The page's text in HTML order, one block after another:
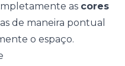
as cores
de maneira pontual
o espaço.